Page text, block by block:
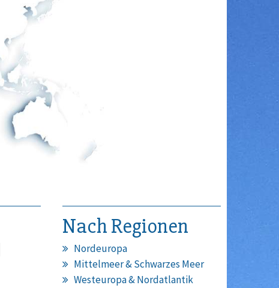
Nach Regionen
Nordeuropa
Mittelmeer & Schwarzes Meer
Westeuropa & Nordatlantik